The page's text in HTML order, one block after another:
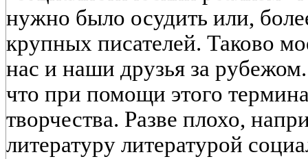
нужно было осудить или,
крупных писателей. Таково
нас и наши друзья за
что при помощи этого
творчества. Разве плохо,
литературу литературой